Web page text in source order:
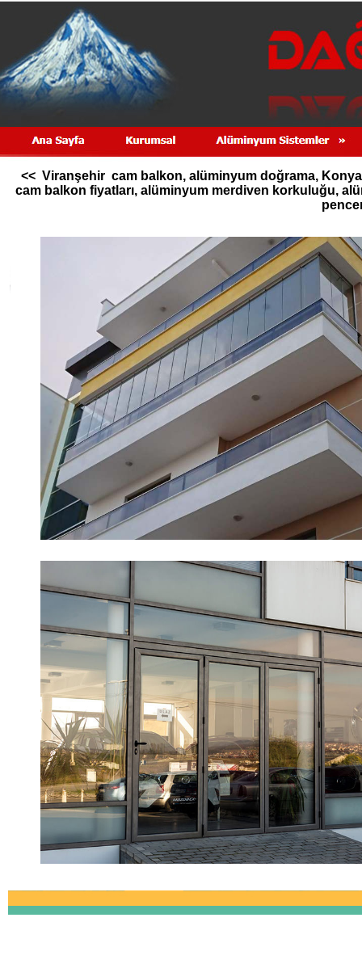
<< Viranşehir cam balkon, alüminyum doğrama,
cam balkon fiyatları, alüminyum merdiven korkuluğu,